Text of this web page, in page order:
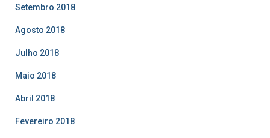
Setembro 2018
Agosto 2018
Julho 2018
Maio 2018
Abril 2018
Fevereiro 2018